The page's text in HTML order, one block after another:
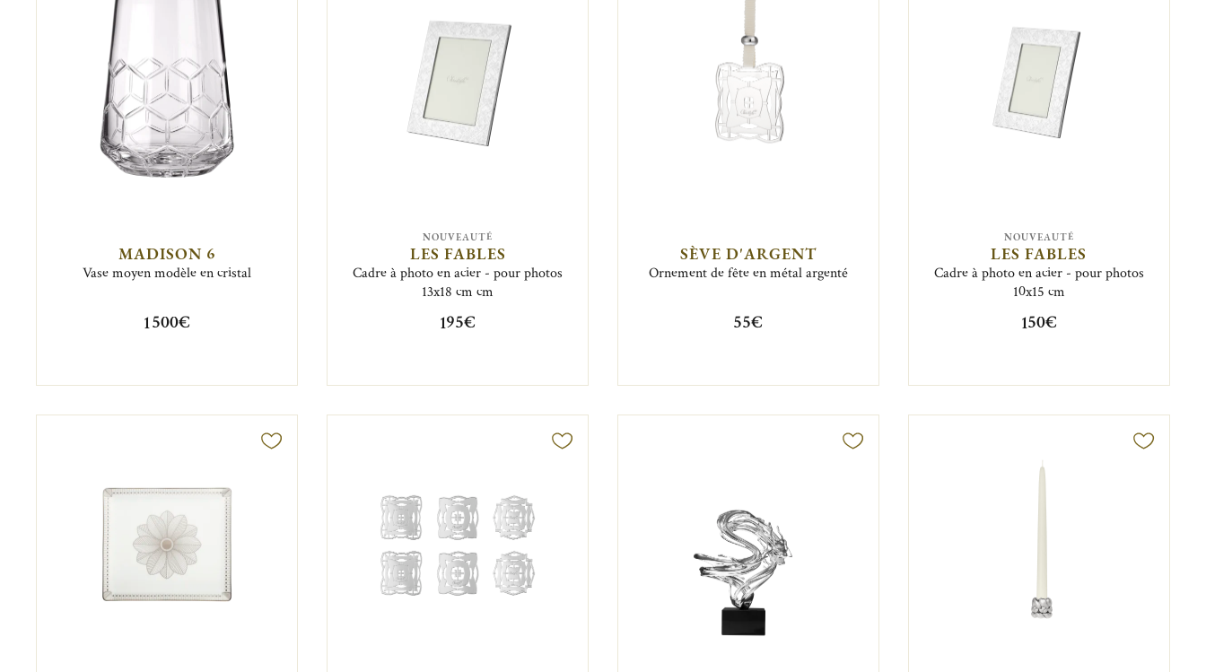
MADISON 6
Vase moyen modèle en cristal
1 500€
NOUVEAUTÉ
LES FABLES
Cadre à photo en acier - pour photos
13x18 cm cm
195€
SÈVE D'ARGENT
Ornement de fête en métal argenté
55€
NOUVEAUTÉ
LES FABLES
Cadre à photo en acier - pour photos
10x15 cm
150€